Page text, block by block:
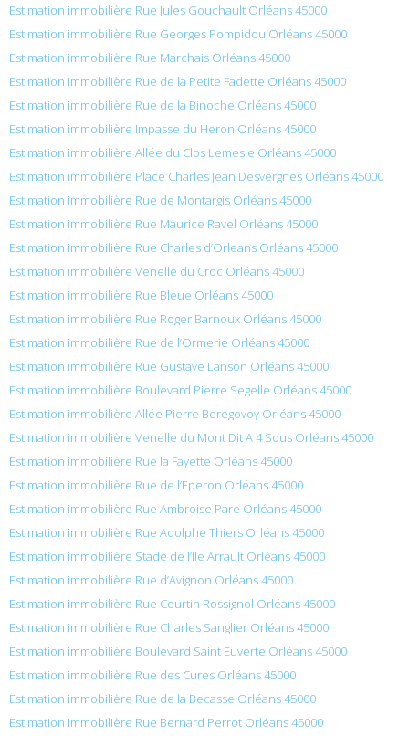
Estimation immobilière Rue Jules Gouchault Orléans 45000
Estimation immobilière Rue Georges Pompidou Orléans 45000
Estimation immobilière Rue Marchais Orléans 45000
Estimation immobilière Rue de la Petite Fadette Orléans 45000
Estimation immobilière Rue de la Binoche Orléans 45000
Estimation immobilière Impasse du Heron Orléans 45000
Estimation immobilière Allée du Clos Lemesle Orléans 45000
Estimation immobilière Place Charles Jean Desvergnes Orléans 45000
Estimation immobilière Rue de Montargis Orléans 45000
Estimation immobilière Rue Maurice Ravel Orléans 45000
Estimation immobilière Rue Charles d’Orleans Orléans 45000
Estimation immobilière Venelle du Croc Orléans 45000
Estimation immobilière Rue Bleue Orléans 45000
Estimation immobilière Rue Roger Barnoux Orléans 45000
Estimation immobilière Rue de l’Ormerie Orléans 45000
Estimation immobilière Rue Gustave Lanson Orléans 45000
Estimation immobilière Boulevard Pierre Segelle Orléans 45000
Estimation immobilière Allée Pierre Beregovoy Orléans 45000
Estimation immobilière Venelle du Mont Dit A 4 Sous Orléans 45000
Estimation immobilière Rue la Fayette Orléans 45000
Estimation immobilière Rue de l’Eperon Orléans 45000
Estimation immobilière Rue Ambroise Pare Orléans 45000
Estimation immobilière Rue Adolphe Thiers Orléans 45000
Estimation immobilière Stade de l’Ile Arrault Orléans 45000
Estimation immobilière Rue d’Avignon Orléans 45000
Estimation immobilière Rue Courtin Rossignol Orléans 45000
Estimation immobilière Rue Charles Sanglier Orléans 45000
Estimation immobilière Boulevard Saint Euverte Orléans 45000
Estimation immobilière Rue des Cures Orléans 45000
Estimation immobilière Rue de la Becasse Orléans 45000
Estimation immobilière Rue Bernard Perrot Orléans 45000